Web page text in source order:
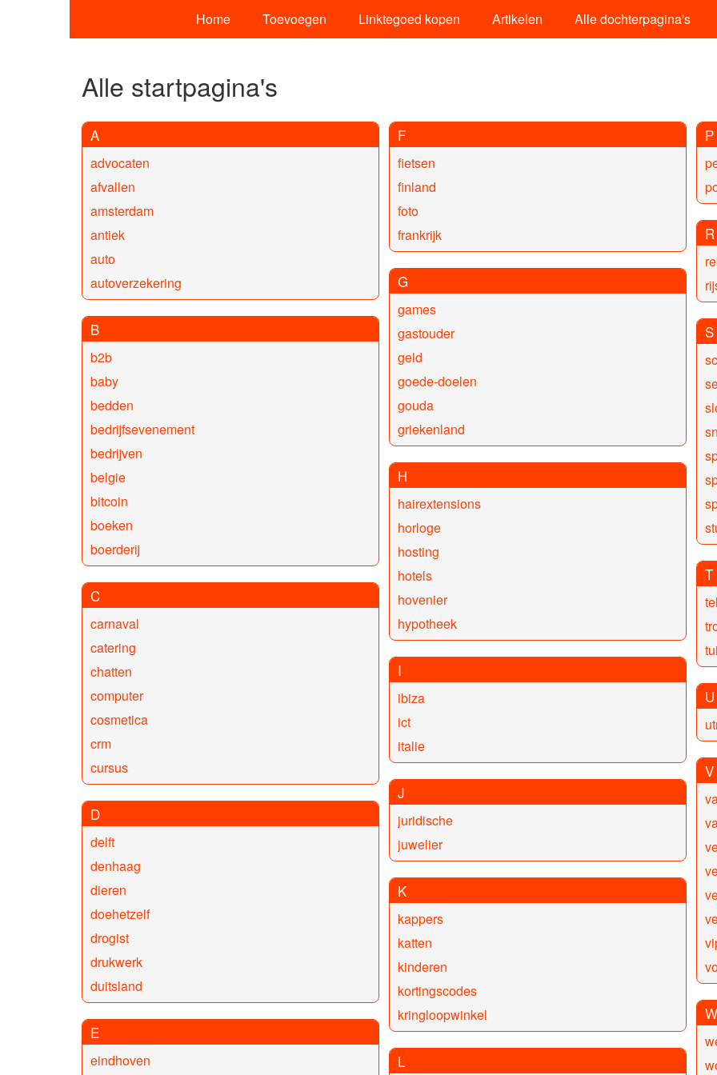
Home Toevoegen Linktegoed kopen Artikelen Alle dochterpagina's
Alle startpagina's
A
advocaten
afvallen
amsterdam
antiek
auto
autoverzekering
B
b2b
baby
bedden
bedrijfsevenement
bedrijven
belgie
bitcoin
boeken
boerderij
C
carnaval
catering
chatten
computer
cosmetica
crm
cursus
D
delft
denhaag
dieren
doehetzelf
drogist
drukwerk
duitsland
E
eindhoven
F
fietsen
finland
foto
frankrijk
G
games
gastouder
geld
goede-doelen
gouda
griekenland
H
hairextensions
horloge
hosting
hotels
hovenier
hypotheek
I
ibiza
ict
italie
J
juridische
juwelier
K
kappers
katten
kinderen
kortingscodes
kringloopwinkel
L
P
R
S
T
U
V
W